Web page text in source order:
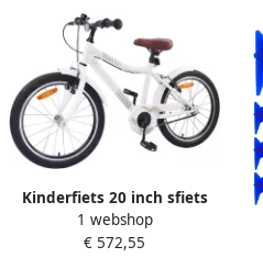
Kinderfiets 20 inch sfiets
sfiets Actief Buiten Spelen
Traploos Verstelbaar 120-
1 webshop
€ 572,55